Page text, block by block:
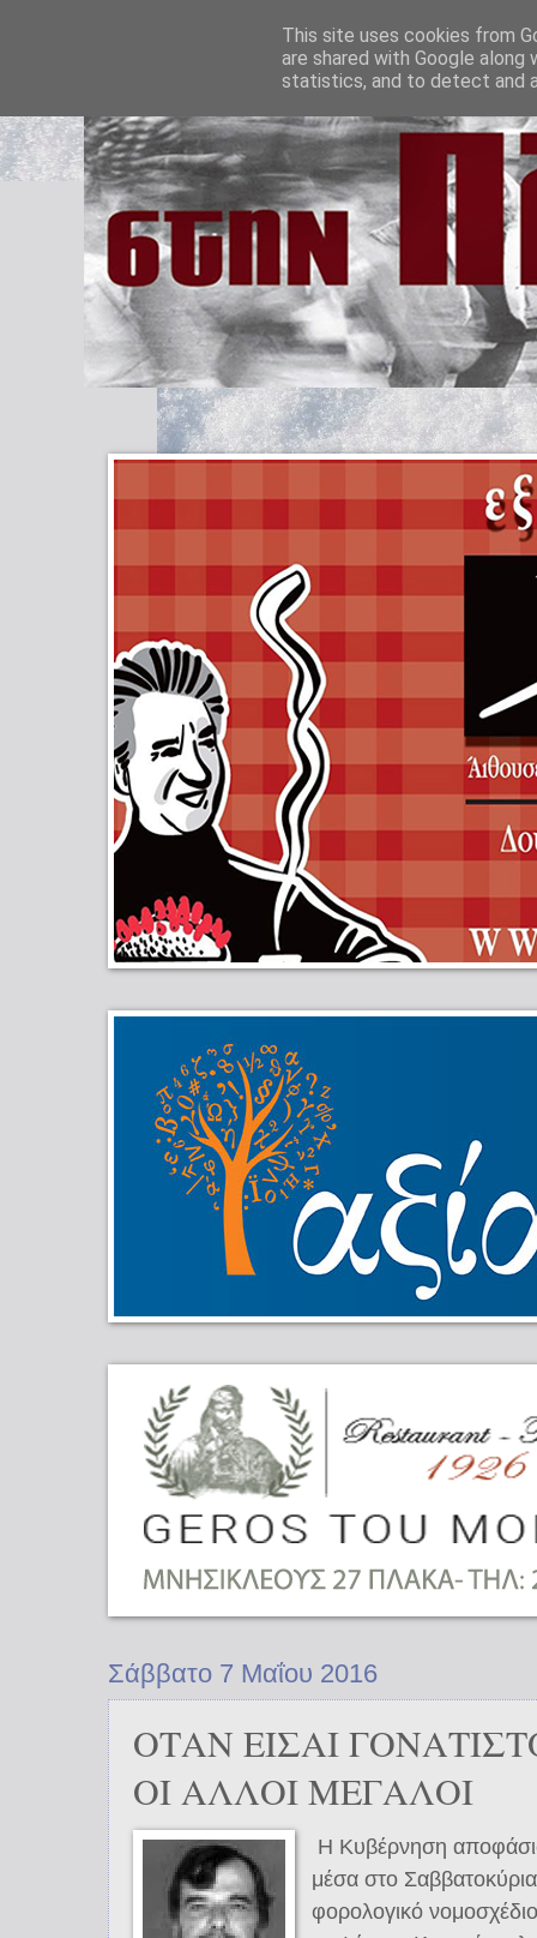
Σάββατο 7 Μαΐου 2016
ΟΤΑΝ ΕΙΣΑΙ
ΟΙ ΑΛΛΟΙ ΜΕΓΑΛΟΙ
Η Κυβέρνηση
μέσα στο
φορολογικό
This site uses cookies from
are shared with Google
statistics, and to detect and